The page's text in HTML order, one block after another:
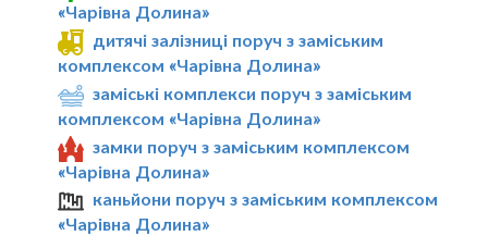
«Чарівна Долина»
дитячі залізниці поруч з заміським
комплексом «Чарівна Долина»
заміські комплекси поруч з заміським
комплексом «Чарівна Долина»
замки поруч з заміським комплексом
«Чарівна Долина»
каньйони поруч з заміським комплексом
«Чарівна Долина»